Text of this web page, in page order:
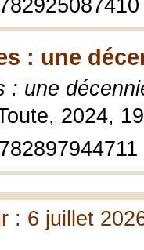
: une
: une
2024,
: 6 juillet